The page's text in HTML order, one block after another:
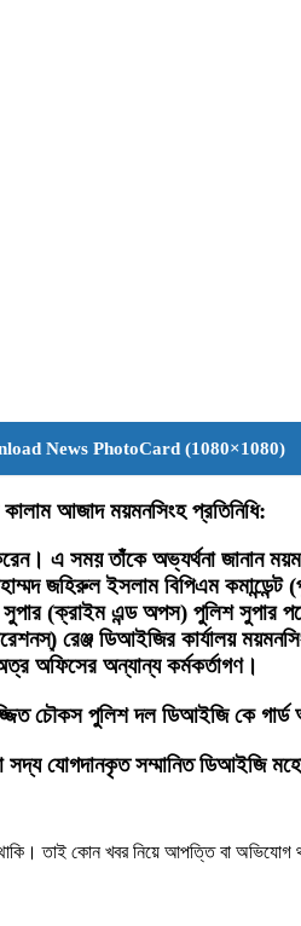
News PhotoCard (1080×1080)
আজাদ ময়মনসিংহ প্রতিনিধি:
এ সময় তাঁকে অভ্যর্থনা জানান
ইসলাম বিপিএম কমান্ডেন্ট
সুপার (ক্রাইম এন্ড অপস) পুলিশ
রেঞ্জ ডিআইজির কার্যালয়
অফিসের অন্যান্য কর্মকর্তাগণ।
চৌকস পুলিশ দল ডিআইজি কে গার্ড
যোগদানকৃত সম্মানিত ডিআইজি
তাই কোন খবর নিয়ে আপত্তি বা